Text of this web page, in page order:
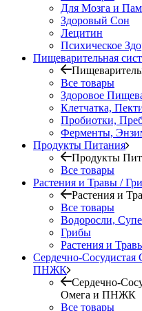
Для Мозга и
Здоровый Сон
Лецитин
Психическое
Пищеварительная
Все товары
Здоровое
Клетчатка,
Пробиотки,
Ферменты,
Продукты Питания
Продукты
Все товары
Растения и Травы /
Растения и
Все товары
Водоросли,
Грибы
Растения и
Сердечно-Сосудистая
ПНЖК
Сердечно-
Омега и ПНЖК
Все товары